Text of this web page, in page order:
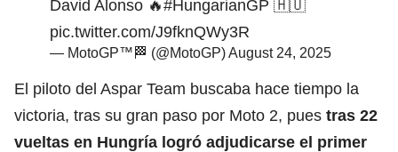
David Alonso 🔥#HungarianGP 🇭🇺
pic.twitter.com/J9fknQWy3R
— MotoGP™🏁 (@MotoGP)August 24, 2025
El piloto del Aspar Team buscaba hace tiempo la
victoria, tras su gran paso por Moto 2, pues tras 22
vueltas en Hungría logró adjudicarse el primer